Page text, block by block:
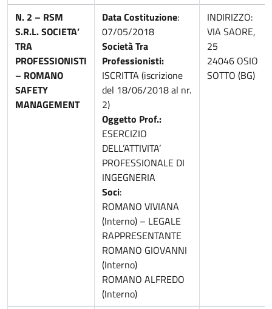
N. 2 – RSM
S.R.L. SOCIETA’
TRA
PROFESSIONISTI
– ROMANO
SAFETY
MANAGEMENT
Data Costituzione:
07/05/2018
Società Tra
Professionisti:
ISCRITTA (iscrizione
del 18/06/2018 al nr.
2)
Oggetto Prof.:
ESERCIZIO
DELL’ATTIVITA’
PROFESSIONALE DI
INGEGNERIA
Soci:
ROMANO VIVIANA
(Interno) – LEGALE
RAPPRESENTANTE
ROMANO GIOVANNI
(Interno)
ROMANO ALFREDO
(Interno)
INDIRIZZO:
VIA SAORE,
25
24046 OSIO
SOTTO (BG)